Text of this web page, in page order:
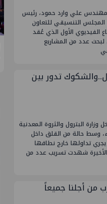
علي وارد حمود، رئيس
التنسيقي للتعاون
الفيديوي الأول الذي عُقد
لبحث عدد من المشاريع
تدور بين
البترول والثروة المعدنية
وسط حالة من القلق داخل
تداولها خارج نطاقها
شهدت تسريب عدد من
من أجلنا جميعاً
النسخة الثانية من
2026" بنجاح